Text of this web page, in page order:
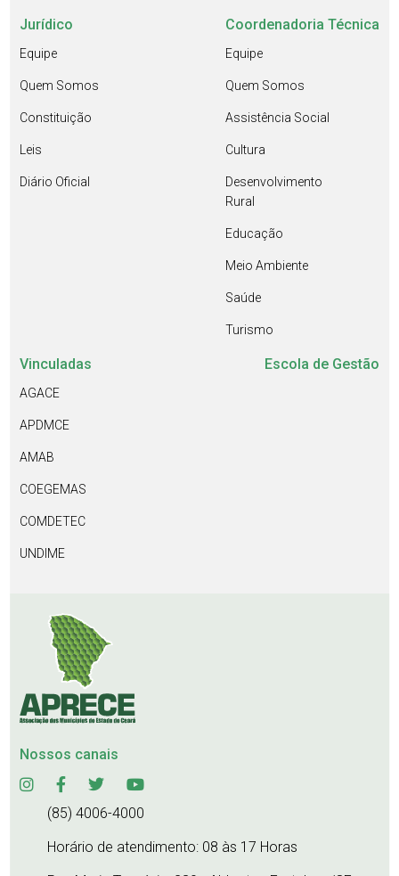
Jurídico
Equipe
Quem Somos
Constituição
Leis
Diário Oficial
Coordenadoria Técnica
Equipe
Quem Somos
Assistência Social
Cultura
Desenvolvimento
Rural
Educação
Meio Ambiente
Saúde
Turismo
Vinculadas
AGACE
APDMCE
AMAB
COEGEMAS
COMDETEC
UNDIME
Escola de Gestão
Nossos canais
(85) 4006-4000
Horário de atendimento: 08 às 17 Horas